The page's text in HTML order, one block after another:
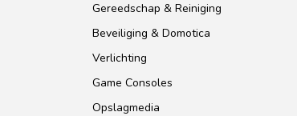
Gereedschap & Reiniging
Beveiliging & Domotica
Verlichting
Game Consoles
Opslagmedia